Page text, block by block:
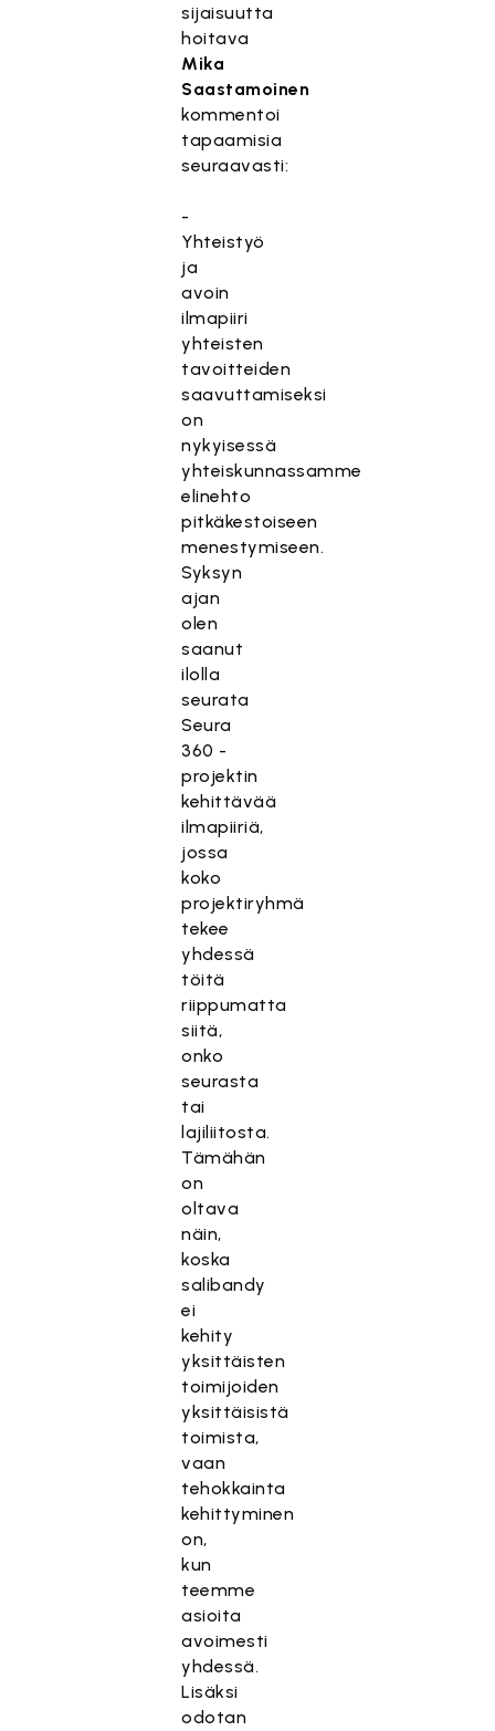
sijaisuutta
hoitava
Mika
Saastamoinen
kommentoi
tapaamisia
seuraavasti:
-
Yhteistyö
ja
avoin
ilmapiiri
yhteisten
tavoitteiden
saavuttamiseksi
on
nykyisessä
yhteiskunnassamme
elinehto
pitkäkestoiseen
menestymiseen.
Syksyn
ajan
olen
saanut
ilolla
seurata
Seura
360 -
projektin
kehittävää
ilmapiiriä,
jossa
koko
projektiryhmä
tekee
yhdessä
töitä
riippumatta
siitä,
onko
seurasta
tai
lajiliitosta.
Tämähän
on
oltava
näin,
koska
salibandy
ei
kehity
yksittäisten
toimijoiden
yksittäisistä
toimista,
vaan
tehokkainta
kehittyminen
on,
kun
teemme
asioita
avoimesti
yhdessä.
Lisäksi
odotan